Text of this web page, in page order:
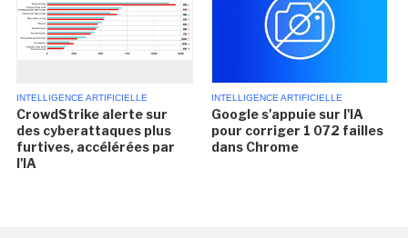
INTELLIGENCE ARTIFICIELLE
CrowdStrike alerte sur
des cyberattaques plus
furtives, accélérées par
l'IA
INTELLIGENCE ARTIFICIELLE
Google s'appuie sur l'IA
pour corriger 1 072 failles
dans Chrome